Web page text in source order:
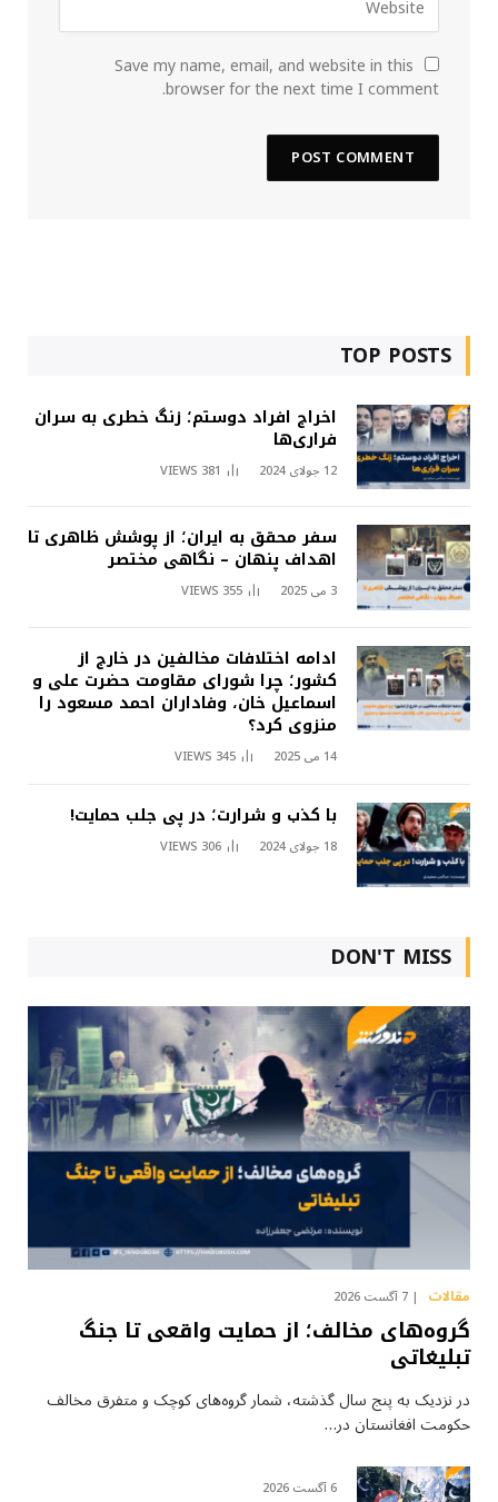
Save my name, email, and website in this
browser for the next time I comment.
TOP POSTS
اخراج افراد دوستم؛ زنگ خطری به سران
فراری‌ها
12 جولای 2024 381
VIEWS
سفر محقق به ایران؛ از پوشش ظاهری تا
اهداف پنهان – نگاهی مختصر
3 می 2025 355
VIEWS
ادامه اختلافات مخالفین در خارج از
کشور؛ چرا شورای مقاومت حضرت علی و
اسماعیل خان، وفاداران احمد مسعود را
منزوی کرد؟
14 می 2025 345
VIEWS
با کذب و شرارت؛ در پی جلب حمایت!
18 جولای 2024 306
VIEWS
DON'T MISS
مقالات 7 آگست 2026
گروه‌های مخالف؛ از حمایت واقعی تا جنگ
تبلیغاتی
در نزدیک به پنج سال گذشته، شمار گروه‌های کوچک و متفرق مخالف
حکومت افغانستان در…
6 آگست 2026